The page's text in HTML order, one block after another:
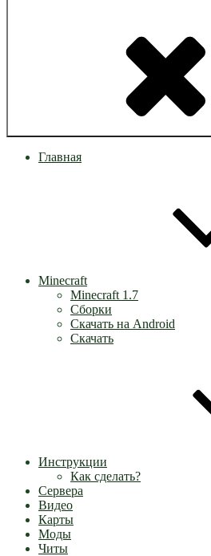
Главная
Minecraft
Minecraft 1.7
Сборки
Скачать на Android
Скачать
Инструкции
Как сделать?
Сервера
Видео
Карты
Моды
Читы